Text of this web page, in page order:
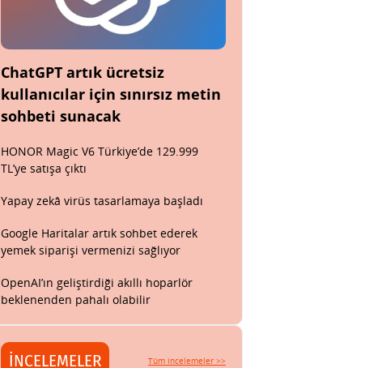
ChatGPT artık ücretsiz
kullanıcılar için sınırsız metin
sohbeti sunacak
HONOR Magic V6 Türkiye’de 129.999
TL’ye satışa çıktı
Yapay zekâ virüs tasarlamaya başladı
Google Haritalar artık sohbet ederek
yemek siparişi vermenizi sağlıyor
OpenAI’ın geliştirdiği akıllı hoparlör
beklenenden pahalı olabilir
İNCELEMELER Tüm incelemeler >>